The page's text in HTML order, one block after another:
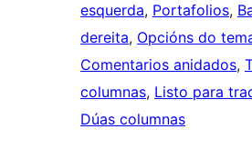
esquerda, Portafolios,
dereita, Opcións do
Comentarios anidados,
columnas, Listo para
Dúas columnas